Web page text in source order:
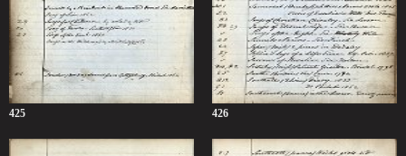
425 426